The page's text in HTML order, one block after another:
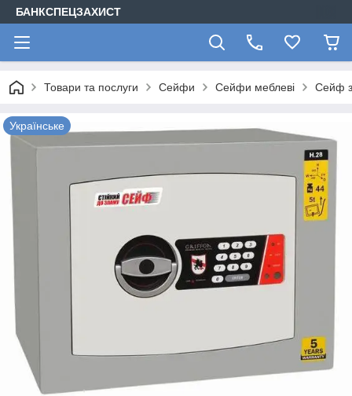
БАНКСПЕЦЗАХИСТ
Товари та послуги Сейфи Сейфи меблеві Сейф
Українське